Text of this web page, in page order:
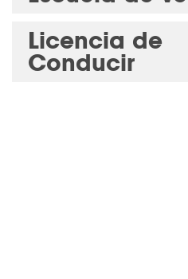
Licencia de
Conducir